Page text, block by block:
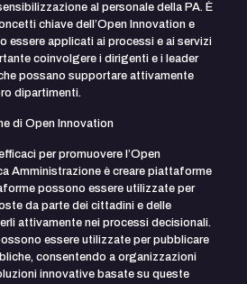
al personale della PA. È
chiave dell’Open Innovation e
essere applicati ai processi e ai servizi
coinvolgere i dirigenti e i leader
possano supportare attivamente
dipartimenti.
di Open Innovation
per promuovere l’Open
Amministrazione è creare piattaforme
possono essere utilizzate per
da parte dei cittadini e delle
attivamente nei processi decisionali.
essere utilizzate per pubblicare
consentendo a organizzazioni
innovative basate su queste